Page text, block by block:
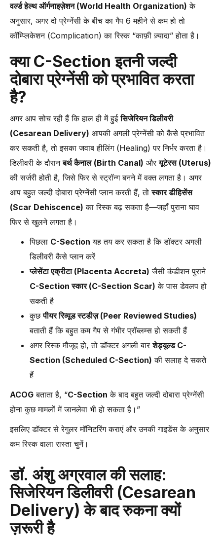
वर्ल्ड हेल्थ ऑर्गनाइज़ेशन (World Health Organization) के
अनुसार, अगर दो प्रेग्नेंसी के बीच का गैप 6 महीने से कम हो तो
कॉम्प्लिकेशन (Complication) का रिस्क “काफ़ी ज़्यादा” होता है।
क्या C-Section इतनी जल्दी
दोबारा प्रेग्नेंसी को प्रभावित करता
है?
अगर आप सोच रही हैं कि हाल ही में हुईसिजेरियन डिलीवरी
(Cesarean Delivery) आपकी अगली प्रेग्नेंसी को कैसे प्रभावित
कर सकती है, तो इसका जवाब हीलिंग (Healing) पर निर्भर करता है।
डिलीवरी के दौरानबर्थ कैनाल (Birth Canal) औरयूटेरस (Uterus)
की सर्जरी होती है, जिसे फिर से स्ट्रॉन्ग बनने में वक्त लगता है। अगर
आप बहुत जल्दी दोबारा प्रेग्नेंसी प्लान करती हैं, तोस्कार डीहिसेंस
(Scar Dehiscence) का रिस्क बढ़ सकता है—जहाँ पुराना घाव
फिर से खुलने लगता है।
पिछला C-Section यह तय कर सकता है कि डॉक्टर अगली
डिलीवरी कैसे प्लान करें
प्लेसेंटा एक्रीटा (Placenta Accreta) जैसी कंडीशन पुराने
C-Section स्कार (C-Section Scar) के पास डेवलप हो
सकती है
कुछपीयर रिव्यूड स्टडीज़ (Peer Reviewed Studies)
बताती हैं कि बहुत कम गैप से गंभीर प्रॉब्लम्स हो सकती हैं
अगर रिस्क मौजूद हो, तो डॉक्टर अगली बारशेड्यूल्ड C-
Section (Scheduled C-Section) की सलाह दे सकते
हैं
ACOG बताता है, “C-Section के बाद बहुत जल्दी दोबारा प्रेग्नेंसी
होना कुछ मामलों में जानलेवा भी हो सकता है।”
इसलिए डॉक्टर से रेगुलर मॉनिटरिंग कराएं और उनकी गाइडेंस के अनुसार
कम रिस्क वाला रास्ता चुनें।
डॉ. अंशु अग्रवाल की सलाह:
सिजेरियन डिलीवरी (Cesarean
Delivery) के बाद रुकना क्यों
ज़रूरी है